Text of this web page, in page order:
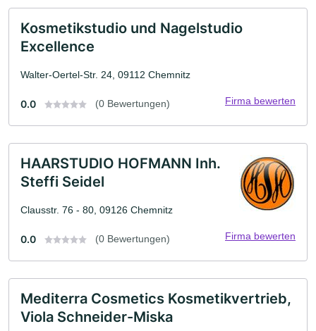
Kosmetikstudio und Nagelstudio
Excellence
Walter-Oertel-Str. 24, 09112 Chemnitz
0.0 (0 Bewertungen) Firma bewerten
HAARSTUDIO HOFMANN Inh.
Steffi Seidel
Clausstr. 76 - 80, 09126 Chemnitz
0.0 (0 Bewertungen) Firma bewerten
Mediterra Cosmetics Kosmetikvertrieb,
Viola Schneider-Miska